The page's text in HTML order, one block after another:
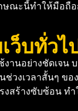
ษณะนี้ทำให้มือถื
ว็บทั่วไ
นอย่างชัดเจน บ
วงเวลาสั้นๆ ขอ
สร้างซับซ้อน ทำ